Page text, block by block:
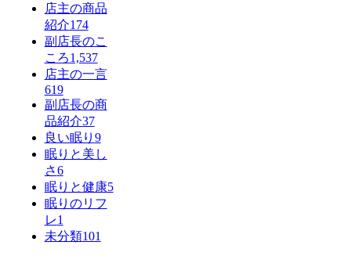
店主の商品
紹介174
副店長のこ
ころ1,537
店主の一言
619
副店長の商
品紹介37
良い眠り 9
眠りと美し
さ6
眠りと健康5
眠りのリフ
レ1
未分類101